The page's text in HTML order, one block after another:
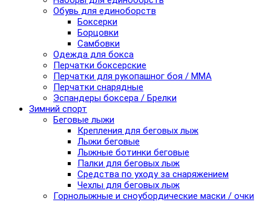
Обувь для единоборств
Боксерки
Борцовки
Самбовки
Одежда для бокса
Перчатки боксерские
Перчатки для рукопашног боя / ММА
Перчатки снарядные
Эспандеры боксера / Брелки
Зимний спорт
Беговые лыжи
Крепления для беговых лыж
Лыжи беговые
Лыжные ботинки беговые
Палки для беговых лыж
Средства по уходу за снаряжением
Чехлы для беговых лыж
Горнолыжные и сноубордические маски / очки